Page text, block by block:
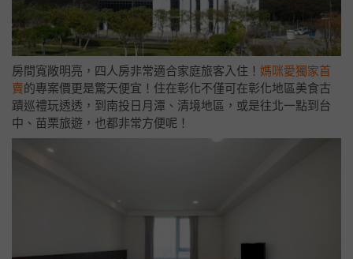
房間寬敞明亮，四人房非常適合家庭旅客入住！ 媽咪愛獨家首
賣的專案價更是驚天便宜！住在彰化不僅可在彰化地區美食古
蹟巡禮玩透透，到南投日月潭、清境地區，或是往北一點到台
中、苗栗旅遊，也都非常方便呢！